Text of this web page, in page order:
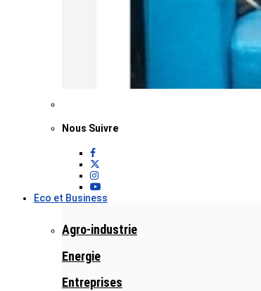
Nous Suivre
Eco et Business
Agro-industrie
Energie
Entreprises